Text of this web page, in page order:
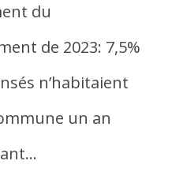
du
de 2023: 7,5%
n’habitaient
un an